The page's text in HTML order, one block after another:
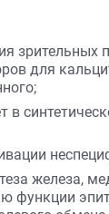
зрительных
для
в
железа,
функции